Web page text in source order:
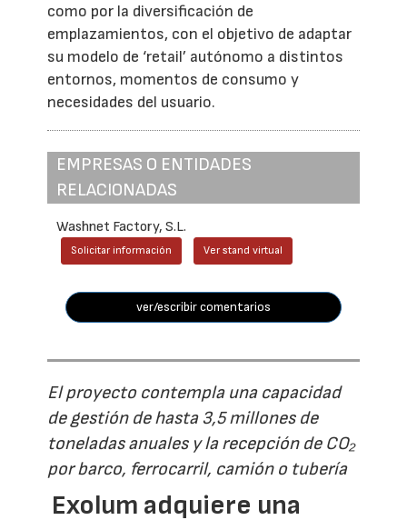
como por la diversificación de
emplazamientos, con el objetivo de adaptar
su modelo de ‘retail’ autónomo a distintos
entornos, momentos de consumo y
necesidades del usuario.
EMPRESAS O ENTIDADES
RELACIONADAS
Washnet Factory, S.L.
Solicitar información Ver stand virtual
ver/escribir comentarios
El proyecto contempla una capacidad
de gestión de hasta 3,5 millones de
toneladas anuales y la recepción de CO₂
por barco, ferrocarril, camión o tubería
Exolum adquiere una